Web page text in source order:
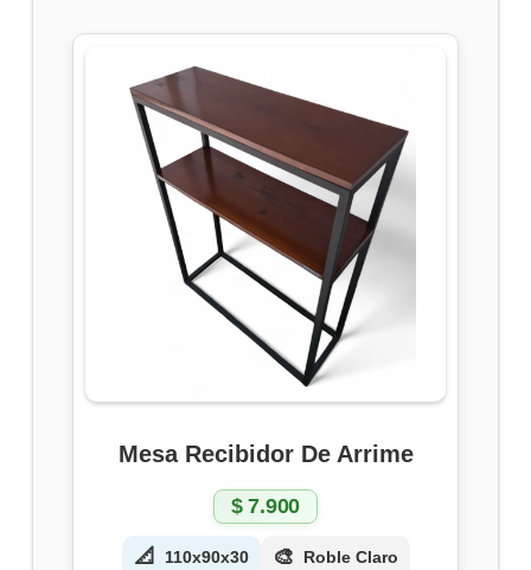
Mesa Recibidor De Arrime
📐 110x90x30 🎨 Roble Claro
$7.900